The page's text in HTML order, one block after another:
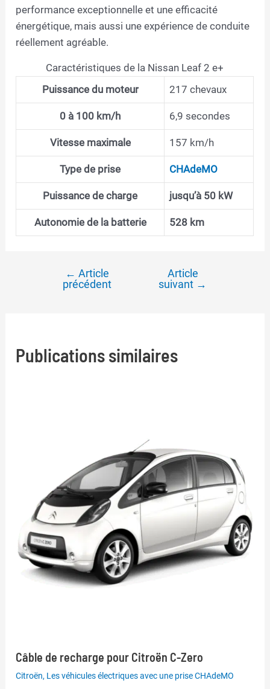
performance exceptionnelle et une efficacité
énergétique, mais aussi une expérience de conduite
réellement agréable.
Caractéristiques de la Nissan Leaf 2 e+
Puissance du moteur
217 chevaux
0 à 100 km/h 6,9 secondes
Vitesse maximale 157 km/h
Type de prise CHAdeMO
Puissance de charge jusqu’à 50 kW
Autonomie de la batterie 528 km
Navigation
← Article
précédent
Article
suivant →
Publications similaires
Câble de recharge pour Citroën C-Zero
Citroën, Les véhicules électriques avec une prise CHAdeMO